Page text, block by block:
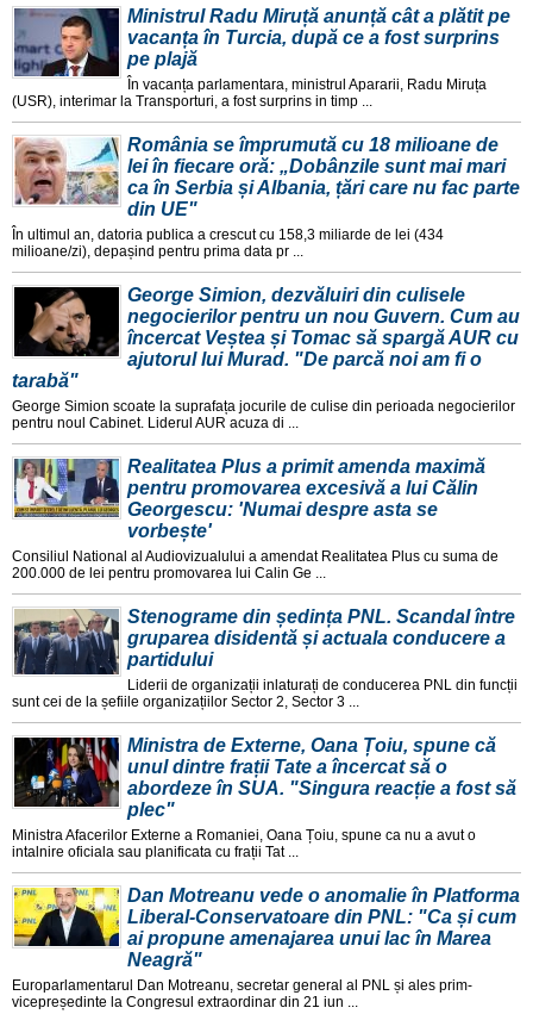
Ministrul Radu Miruță anunță cât a plătit pe
vacanța în Turcia, după ce a fost surprins
pe plajă
În vacanța parlamentara, ministrul Apararii, Radu Miruța
(USR), interimar la Transporturi, a fost surprins in timp ...
România se împrumută cu 18 milioane de
lei în fiecare oră: „Dobânzile sunt mai mari
ca în Serbia și Albania, țări care nu fac parte
din UE"
În ultimul an, datoria publica a crescut cu 158,3 miliarde de lei (434
milioane/zi), depașind pentru prima data pr ...
George Simion, dezvăluiri din culisele
negocierilor pentru un nou Guvern. Cum au
încercat Veștea și Tomac să spargă AUR cu
ajutorul lui Murad. "De parcă noi am fi o
tarabă"
George Simion scoate la suprafața jocurile de culise din perioada negocierilor
pentru noul Cabinet. Liderul AUR acuza di ...
Realitatea Plus a primit amenda maximă
pentru promovarea excesivă a lui Călin
Georgescu: 'Numai despre asta se
vorbește'
Consiliul National al Audiovizualului a amendat Realitatea Plus cu suma de
200.000 de lei pentru promovarea lui Calin Ge ...
Stenograme din ședința PNL. Scandal între
gruparea disidentă și actuala conducere a
partidului
Liderii de organizații inlaturați de conducerea PNL din funcții
sunt cei de la șefiile organizațiilor Sector 2, Sector 3 ...
Ministra de Externe, Oana Țoiu, spune că
unul dintre frații Tate a încercat să o
abordeze în SUA. "Singura reacție a fost să
plec"
Ministra Afacerilor Externe a Romaniei, Oana Țoiu, spune ca nu a avut o
intalnire oficiala sau planificata cu frații Tat ...
Dan Motreanu vede o anomalie în Platforma
Liberal-Conservatoare din PNL: "Ca și cum
ai propune amenajarea unui lac în Marea
Neagră"
Europarlamentarul Dan Motreanu, secretar general al PNL și ales prim-
vicepreședinte la Congresul extraordinar din 21 iun ...